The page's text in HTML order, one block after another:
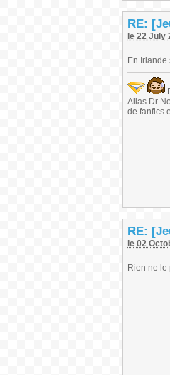
RE:
le 22 July
En Irlande
Alias Dr
de fanfics
RE:
le 02
Rien ne le